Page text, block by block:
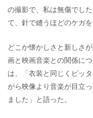
の撮影で、私は無傷でし
て、針で縫うほどのケガ
どこか懐かしさと新しさ
画と映画音楽との関係に
は、「衣装と同じくピッ
がら映像より音楽が目立
ました」と語った。